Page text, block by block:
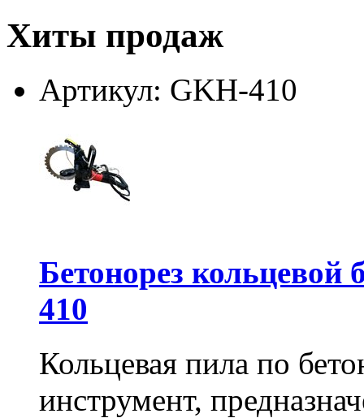
Хиты продаж
Артикул: GKH-410
Бетонорез
410
Кольцевая пила по
инструмент,